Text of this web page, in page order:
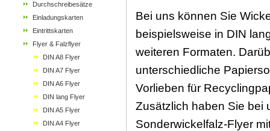
Durchschreibesätze
Einladungskarten
Eintrittskarten
Flyer & Falzflyer
DIN A8 Flyer
DIN A7 Flyer
DIN A6 Flyer
DIN lang Flyer
DIN A5 Flyer
DIN A4 Flyer
Bei uns können Sie
beispielsweise in DIN
weiteren Formaten.
unterschiedliche
Vorlieben für
Zusätzlich haben Sie bei
Sonderwickelfalz-Flyer